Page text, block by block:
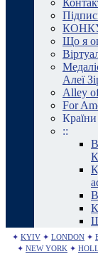
Що я
Алеї
Alley
For
Країни
::
✦ KYIV ✦ LONDON ✦
✦ NEW YORK ✦